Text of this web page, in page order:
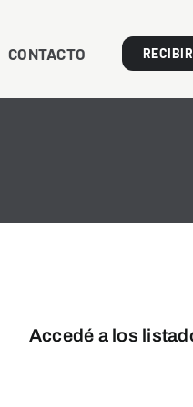
CONTACTO
Accedé a los